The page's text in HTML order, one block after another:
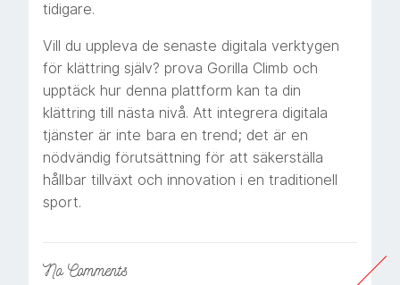
tidigare.
Vill du uppleva de senaste digitala verktygen
för klättring själv? prova Gorilla Climb och
upptäck hur denna plattform kan ta din
klättring till nästa nivå. Att integrera digitala
tjänster är inte bara en trend; det är en
nödvändig förutsättning för att säkerställa
hållbar tillväxt och innovation i en traditionell
sport.
NoComments